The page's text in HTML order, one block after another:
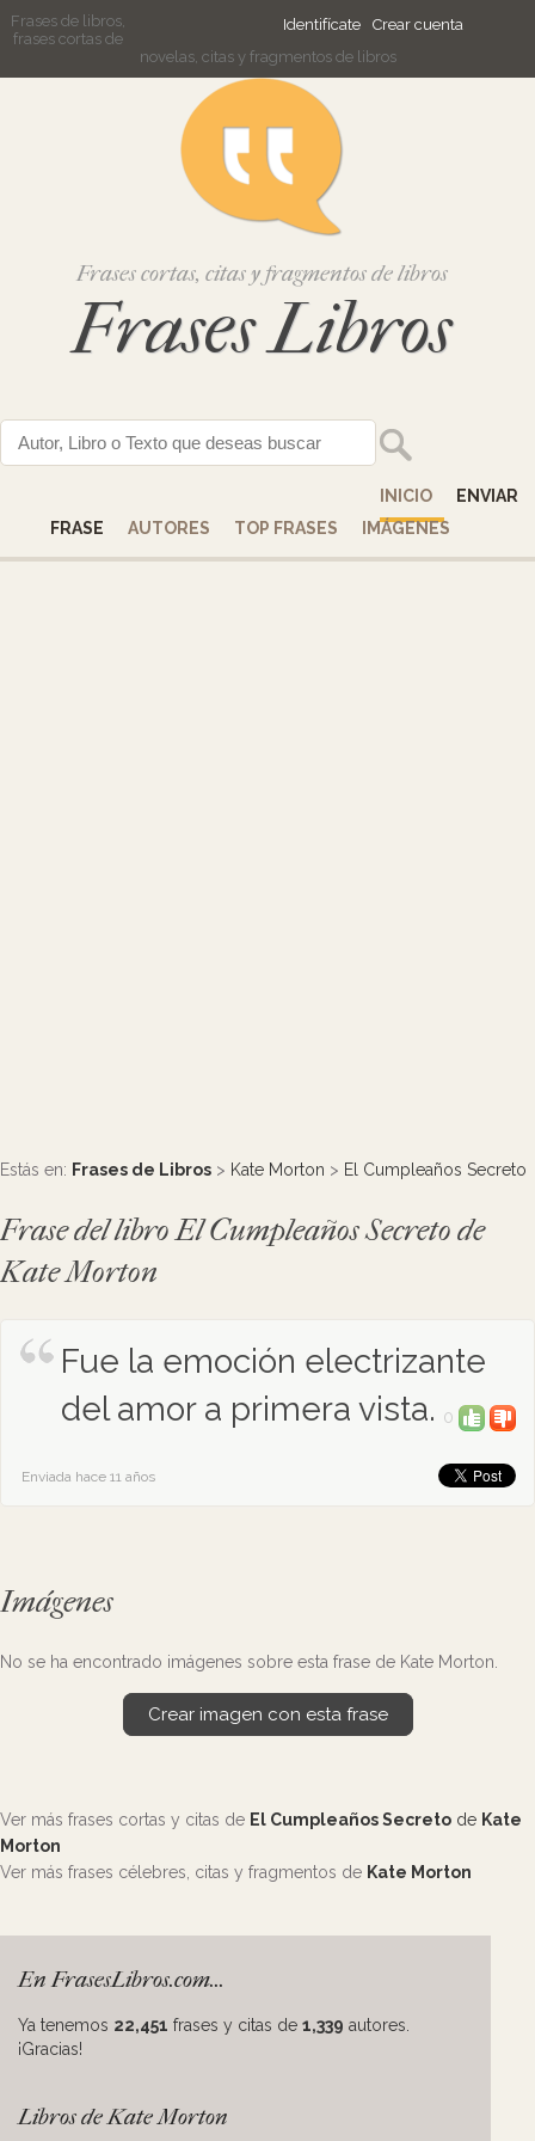
Identifícate Crear cuenta
Frases de libros,
frases cortas de
novelas, citas y fragmentos de libros
Frases cortas, citas y fragmentos de libros
Frases Libros
INICIO
ENVIAR
FRASE
AUTORES TOP FRASES IMÁGENES
Estás en: Frases de Libros > Kate Morton > El Cumpleaños Secreto
Frase del libro El Cumpleaños Secreto de
Kate Morton
Fue la emoción electrizante
del amor a primera vista. 0
Enviada hace 11 años
Imágenes
No se ha encontrado imágenes sobre esta frase de Kate Morton.
Crear imagen con esta frase
Ver más frases cortas y citas de El Cumpleaños Secreto de Kate
Morton
Ver más frases célebres, citas y fragmentos de Kate Morton
En FrasesLibros.com...
Ya tenemos 22,451 frases y citas de 1,339 autores.
¡Gracias!
Libros de Kate Morton